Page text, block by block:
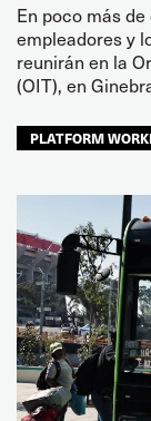
En poco más
empleadores y
reunirán en la
(OIT), en
PLATFORM